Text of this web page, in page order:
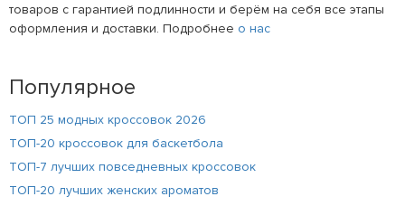
товаров с гарантией подлинности и берём на себя все этапы
оформления и доставки. Подробнее о нас
Популярное
ТОП 25 модных кроссовок 2026
ТОП-20 кроссовок для баскетбола
ТОП-7 лучших повседневных кроссовок
ТОП-20 лучших женских ароматов